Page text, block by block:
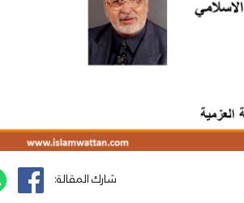
شارك المقالة: